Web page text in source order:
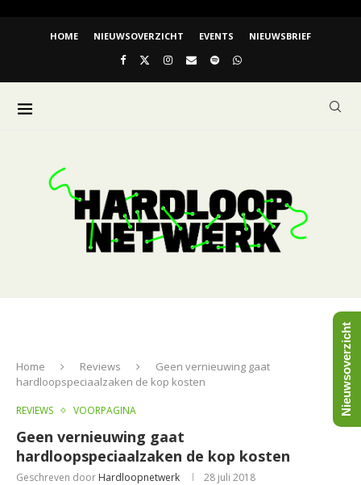
HOME NIEUWSOVERZICHT EVENTS NIEUWSBRIEF
Home Reviews
Geen vernieuwing gaat
hardloopspeciaalzaken de kop kosten
REVIEWS VOORPAGINA
Geen vernieuwing gaat
hardloopspeciaalzaken de kop kosten
Geschreven door Hardloopnetwerk 28 juli 2018
Nieuwsoverzicht